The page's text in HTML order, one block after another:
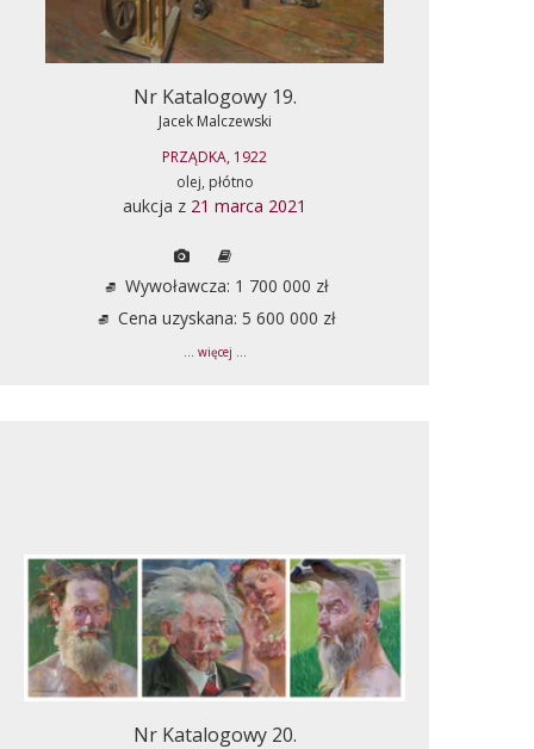
Nr Katalogowy 19.
Jacek Malczewski
PRZĄDKA, 1922
olej, płótno
aukcja z 21 marca 2021
Wywoławcza: 1 700 000 zł
Cena uzyskana: 5 600 000 zł
... więcej ...
Nr Katalogowy 20.